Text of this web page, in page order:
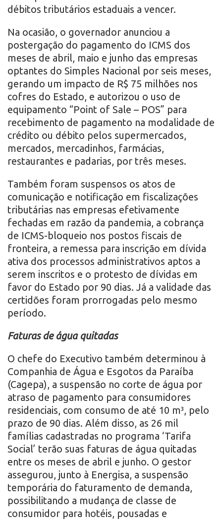
débitos tributários estaduais a vencer.
Na ocasião, o governador anunciou a
postergação do pagamento do ICMS dos
meses de abril, maio e junho das empresas
optantes do Simples Nacional por seis meses,
gerando um impacto de R$ 75 milhões nos
cofres do Estado, e autorizou o uso de
equipamento “Point of Sale – POS” para
recebimento de pagamento na modalidade de
crédito ou débito pelos supermercados,
mercados, mercadinhos, farmácias,
restaurantes e padarias, por três meses.
Também foram suspensos os atos de
comunicação e notificação em fiscalizações
tributárias nas empresas efetivamente
fechadas em razão da pandemia, a cobrança
de ICMS-bloqueio nos postos fiscais de
fronteira, a remessa para inscrição em dívida
ativa dos processos administrativos aptos a
serem inscritos e o protesto de dívidas em
favor do Estado por 90 dias. Já a validade das
certidões foram prorrogadas pelo mesmo
período.
Faturas de água quitadas
O chefe do Executivo também determinou à
Companhia de Água e Esgotos da Paraíba
(Cagepa), a suspensão no corte de água por
atraso de pagamento para consumidores
residenciais, com consumo de até 10 m³, pelo
prazo de 90 dias. Além disso, as 26 mil
famílias cadastradas no programa ‘Tarifa
Social’ terão suas faturas de água quitadas
entre os meses de abril e junho. O gestor
assegurou, junto à Energisa, a suspensão
temporária do faturamento de demanda,
possibilitando a mudança de classe de
consumidor para hotéis, pousadas e